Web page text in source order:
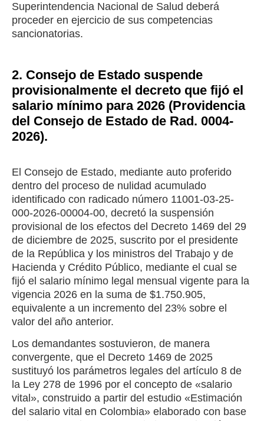
Superintendencia Nacional de Salud deberá
proceder en ejercicio de sus competencias
sancionatorias.
2. Consejo de Estado suspende
provisionalmente el decreto que fijó el
salario mínimo para 2026 (Providencia
del Consejo de Estado de Rad. 0004-
2026).
El Consejo de Estado, mediante auto proferido
dentro del proceso de nulidad acumulado
identificado con radicado número 11001-03-25-
000-2026-00004-00, decretó la suspensión
provisional de los efectos del Decreto 1469 del 29
de diciembre de 2025, suscrito por el presidente
de la República y los ministros del Trabajo y de
Hacienda y Crédito Público, mediante el cual se
fijó el salario mínimo legal mensual vigente para la
vigencia 2026 en la suma de $1.750.905,
equivalente a un incremento del 23% sobre el
valor del año anterior.
Los demandantes sostuvieron, de manera
convergente, que el Decreto 1469 de 2025
sustituyó los parámetros legales del artículo 8 de
la Ley 278 de 1996 por el concepto de «salario
vital», construido a partir del estudio «Estimación
del salario vital en Colombia» elaborado con base